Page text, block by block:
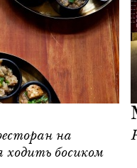
на
босиком